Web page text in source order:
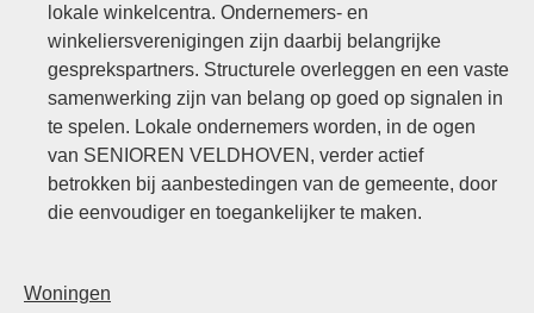
lokale winkelcentra. Ondernemers- en
winkeliersverenigingen zijn daarbij belangrijke
gesprekspartners. Structurele overleggen en een vaste
samenwerking zijn van belang op goed op signalen in
te spelen. Lokale ondernemers worden, in de ogen
van SENIOREN VELDHOVEN, verder actief
betrokken bij aanbestedingen van de gemeente, door
die eenvoudiger en toegankelijker te maken.
Woningen